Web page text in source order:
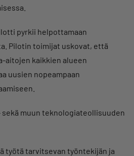
pyrkii helpottamaan
Pilotin toimijat uskovat, että
aitojen kaikkien alueen
uusien nopeampaan
muun teknologiateollisuuden
työtä tarvitsevan työntekijän ja